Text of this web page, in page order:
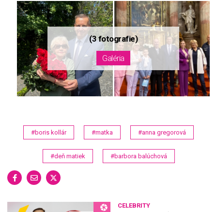
#boris kollár #matka #anna gregorová
#deň matiek #barbora balúchová
CELEBRITY